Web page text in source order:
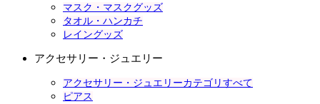
マスク・マスクグッズ
タオル・ハンカチ
レイングッズ
アクセサリー・ジュエリー
アクセサリー・ジュエリーカテゴリすべて
ピアス